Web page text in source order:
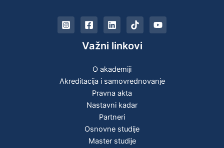
Važni linkovi
O akademiji
Akreditacija i samovrednovanje
Pravna akta
Nastavni kadar
Partneri
Osnovne studije
Master studije